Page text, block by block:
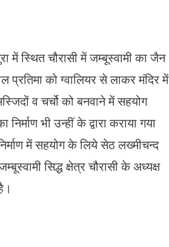
स्थित चौरासी में जम्बूस्वामी का जैन
प्रतिमा को ग्वालियर से लाकर मंदिर में
व चर्चो को बनवाने में सहयोग
भी उन्हीं के द्वारा कराया गया
में सहयोग के लिये सेठ लख्मीचन्द
सिद्ध क्षेत्र चौरासी के अध्यक्ष